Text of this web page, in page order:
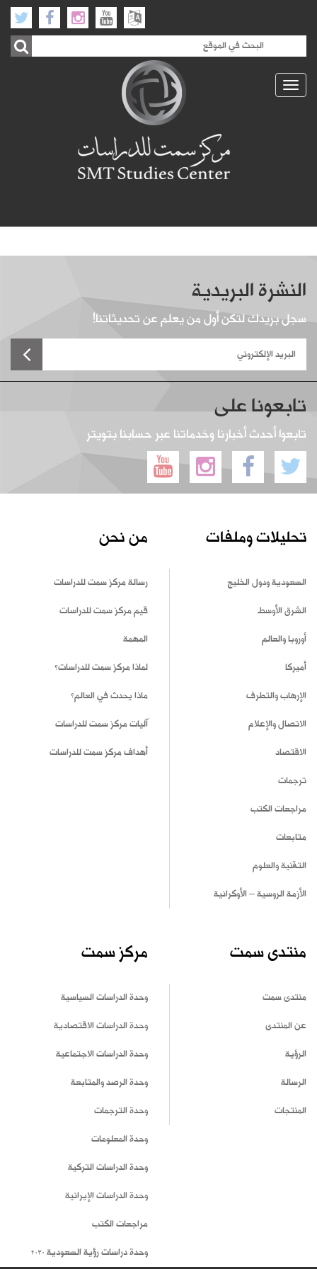
Toggle
navigation
النشرة البريدية
سجل بريدك لتكن أول من يعلم عن تحديثاتنا!
تابعونا على
تابعوا أحدث أخبارنا وخدماتنا عبر حسابنا بتويتر
تحليلات وملفات
السعودية ودول الخليج
الشرق الأوسط
أوروبا والعالم
أميركا
الإرهاب والتطرف
الاتصال والإعلام
الاقتصاد
ترجمات
مراجعات الكتب
متابعات
التقنية والعلوم
الأزمة الروسية – الأوكرانية
من نحن
رسالة مركز سمت للدراسات
قيم مركز سمت للدراسات
المهمة
لماذا مركز سمت للدراسات؟
ماذا يحدث في العالم؟
آليات مركز سمت للدراسات
أهداف مركز سمت للدراسات
منتدى سمت
منتدى سمت
عن المنتدى
الرؤية
الرسالة
المنتجات
مركز سمت
وحدة الدراسات السياسية
وحدة الدراسات الاقتصادية
وحدة الدراسات الاجتماعية
وحدة الرصد والمتابعة
وحدة الترجمات
وحدة المعلومات
وحدة الدراسات التركية
وحدة الدراسات الإيرانية
مراجعات الكتب
وحدة دراسات رؤية السعودية 2030